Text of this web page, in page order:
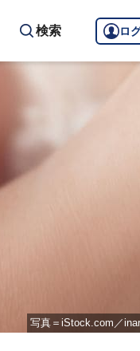
検索 ロ
写真＝iStock.com／